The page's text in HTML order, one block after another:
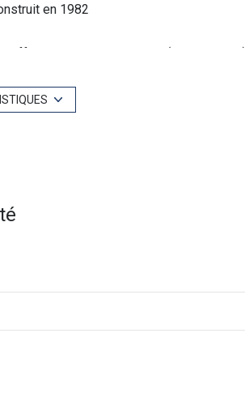
en 1982
individuel : air pulsé (climatisation)
Sud